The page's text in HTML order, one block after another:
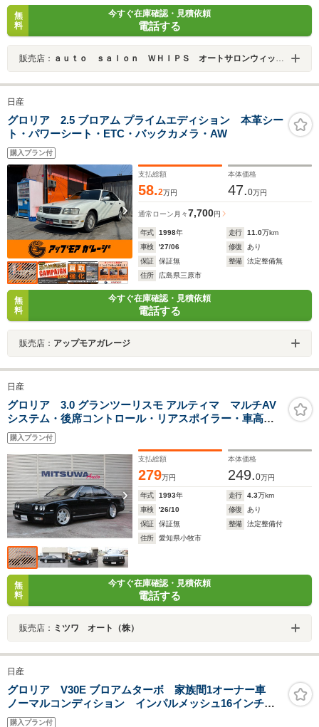
無
料
今すぐ在庫確認・見積依頼
電話する
販売店： ａｕｔｏ ｓａｌｏｎ ＷＨＩＰＳ オートサロンウィップス
日産
グロリア 2.5 ブロアム プライムエディション 本革シー
ト・パワーシート・ETC・バックカメラ・AW
購入プラン付
支払総額
58.2万円
本体価格
47.0万円
通常ローン 月々7,700円
年式 1998年 走行 11.0万km
車検
'27/06 修復
あり
保証
保証無 整備
法定整備無
住所
広島県三原市
無
料
今すぐ在庫確認・見積依頼
電話する
販売店： アップモアガレージ
日産
グロリア 3.0 グランツーリスモ アルティマ マルチAV
システム・後席コントロール・リアスポイラー・車高
調・クリアウインカー・ケンウッドCDデッキ・ウッド
MOMOステアリング・ZEESプロジェクトマフラー・ザ
ウバー17インチAW・フィルム・ETC
購入プラン付
支払総額
279万円
本体価格
249.0万円
年式 1993年 走行 4.3万km
車検
'26/10 修復
あり
保証
保証無 整備
法定整備付
住所
愛知県小牧市
無
料
今すぐ在庫確認・見積依頼
電話する
販売店： ミツワ オート（株）
日産
グロリア V30E ブロアムターボ 家族間1オーナー車
ノーマルコンディション インパルメッシュ16インチ
前後車高調 新品タイヤ ワンオフマフラー
購入プラン付